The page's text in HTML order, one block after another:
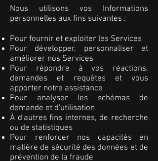
Nous utilisons vos Informations
personnelles aux fins suivantes :
Pour fournir et exploiter les Services
Pour développer, personnaliser et
améliorer nos Services
Pour répondre à vos réactions,
demandes et requêtes et vous
apporter notre assistance
Pour analyser les schémas de
demande et d'utilisation
À d'autres fins internes, de recherche
ou de statistiques
Pour renforcer nos capacités en
matière de sécurité des données et de
prévention de la fraude